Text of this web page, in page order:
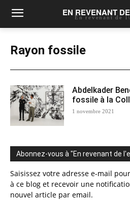
EN REVENANT
En revenant de
Rayon fossile
Abdelkader
fossile à la
1 novembre 2021
Abonnez-vous à "En revenant de
Saisissez votre adresse e-mail
à ce blog et recevoir une
nouvel article par email.